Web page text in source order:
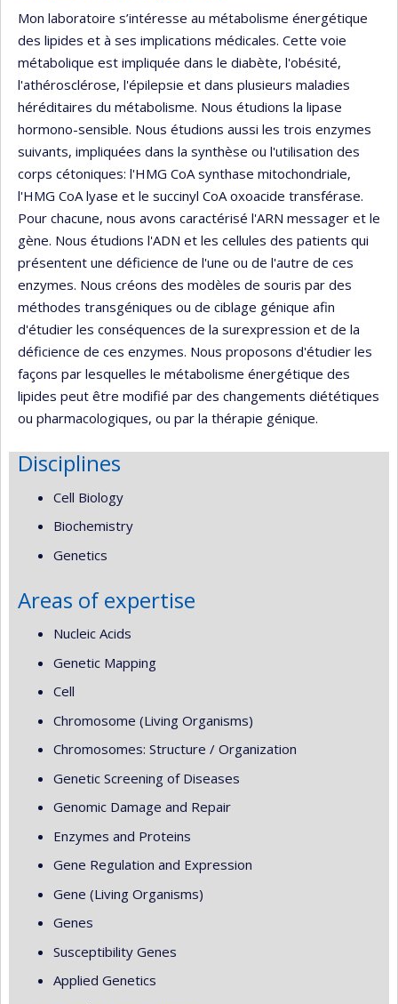
Mon laboratoire s’intéresse au métabolisme énergétique
des lipides et à ses implications médicales. Cette voie
métabolique est impliquée dans le diabète, l'obésité,
l'athérosclérose, l'épilepsie et dans plusieurs maladies
héréditaires du métabolisme. Nous étudions la lipase
hormono-sensible. Nous étudions aussi les trois enzymes
suivants, impliquées dans la synthèse ou l'utilisation des
corps cétoniques: l'HMG CoA synthase mitochondriale,
l'HMG CoA lyase et le succinyl CoA oxoacide transférase.
Pour chacune, nous avons caractérisé l'ARN messager et le
gène. Nous étudions l'ADN et les cellules des patients qui
présentent une déficience de l'une ou de l'autre de ces
enzymes. Nous créons des modèles de souris par des
méthodes transgéniques ou de ciblage génique afin
d'étudier les conséquences de la surexpression et de la
déficience de ces enzymes. Nous proposons d'étudier les
façons par lesquelles le métabolisme énergétique des
lipides peut être modifié par des changements diététiques
ou pharmacologiques, ou par la thérapie génique.
Disciplines
Cell Biology
Biochemistry
Genetics
Areas of expertise
Nucleic Acids
Genetic Mapping
Cell
Chromosome (Living Organisms)
Chromosomes: Structure / Organization
Genetic Screening of Diseases
Genomic Damage and Repair
Enzymes and Proteins
Gene Regulation and Expression
Gene (Living Organisms)
Genes
Susceptibility Genes
Applied Genetics